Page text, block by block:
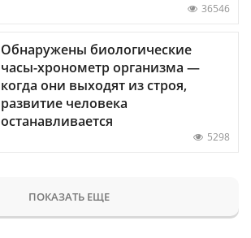
36546
Обнаружены биологические
часы-хронометр организма —
когда они выходят из строя,
развитие человека
останавливается
5298
ПОКАЗАТЬ ЕЩЕ